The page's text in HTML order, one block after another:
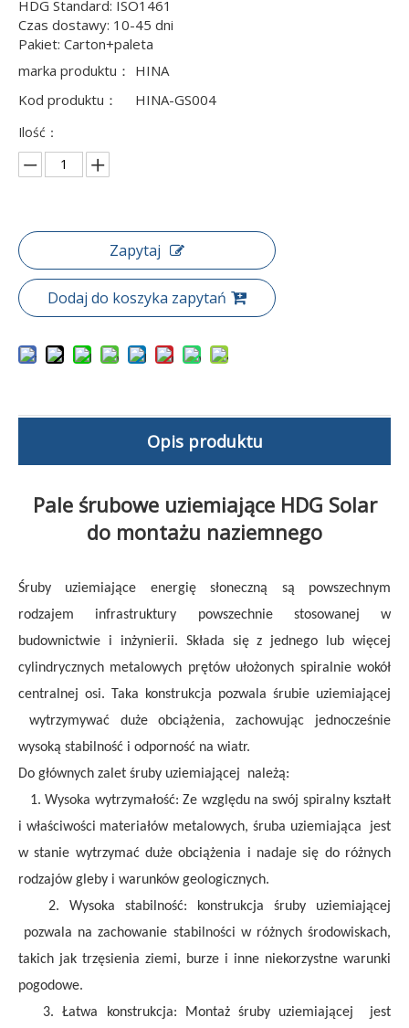
HDG Standard: ISO1461
Czas dostawy: 10-45 dni
Pakiet: Carton+paleta
marka produktu： HINA
Kod produktu：
HINA-GS004
Ilość：
Zapytaj
Dodaj do koszyka zapytań
Opis produktu
Pale śrubowe uziemiające HDG Solar
do montażu naziemnego
Śruby uziemiające energięsłoneczną są powszechnym
rodzajem infrastruktury powszechnie stosowanej w
budownictwie i inżynierii. Składa się z jednego lub więcej
cylindrycznych metalowych prętów ułożonych spiralnie wokół
centralnej osi. Taka konstrukcja pozwala śrubie uziemiającej
wytrzymywać duże obciążenia, zachowując jednocześnie
wysoką stabilność i odporność na wiatr.
Do głównych zalet śruby uziemiającej
należą:
1. Wysoka wytrzymałość: Ze względu na swój spiralny kształt
i właściwości materiałów metalowych, śruba uziemiająca
jest
w stanie wytrzymać duże obciążenia i nadaje się do różnych
rodzajów gleby i warunków geologicznych.
2. Wysoka stabilność: konstrukcja śruby uziemiającej
pozwala na zachowanie stabilności w różnych środowiskach,
takich jak trzęsienia ziemi, burze i inne niekorzystne warunki
pogodowe.
3. Łatwa konstrukcja: Montaż śruby uziemiającej jest